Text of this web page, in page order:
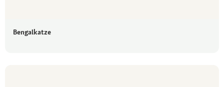
Bengalkatze